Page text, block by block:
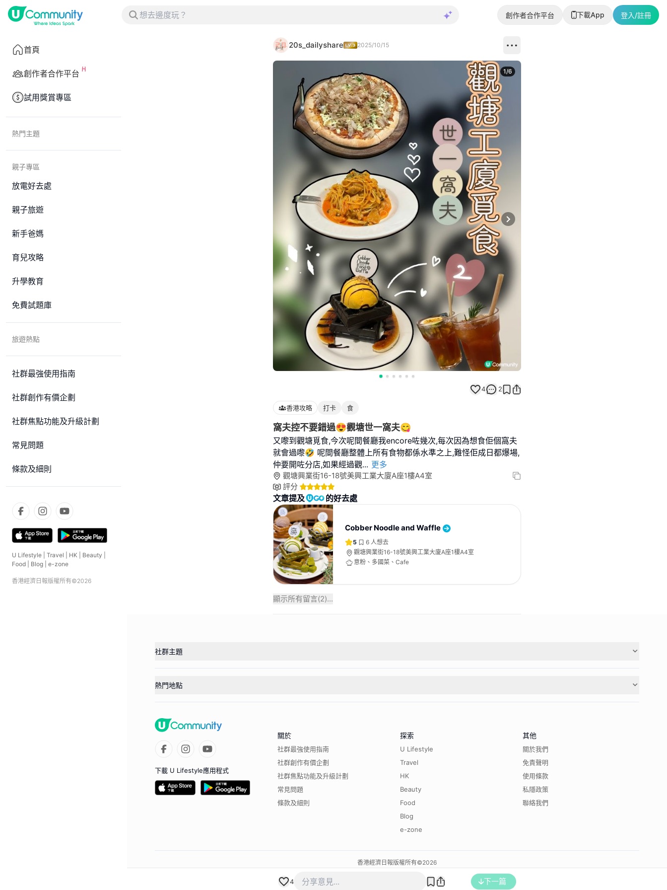
創作者合作平台 下載App 登入/註冊
首頁
創作者合作平台
試用獎賞專區
熱門主題
親子專區
放電好去處
親子旅遊
新手爸媽
育兒攻略
升學教育
免費試題庫
旅遊熱點
社群最強使用指南
社群創作有價企劃
社群焦點功能及升級計劃
常見問題
條款及細則
U Lifestyle Travel HK Beauty
Food
Blog e-zone
香港經濟日報版權所有©2026
20s_dailyshare 2025/10/15
Next slide
1/6
4 2
香港攻略 打卡 食
窩夫控不要錯過😍觀塘世一窩夫😋
又嚟到觀塘覓食,今次呢間餐廳我encore咗幾次,每次因為想食佢個窩夫
就會過嚟🤣 呢間餐廳整體上所有食物都係水準之上,難怪佢成日都爆場,
仲要開咗分店,如果經過觀... 更多
觀塘興業街16-18號美興工業大廈A座1樓A4室
評分
文章提及 的好去處
Cobber Noodle and Waffle
5 6 人想去
觀塘興業街16-18號美興工業大廈A座1樓A4室
意粉、多國菜、Cafe
顯示所有留言(2)...
4 下一篇
社群主題
熱門地點
下載 U Lifestyle應用程式
關於
社群最強使用指南
社群創作有價企劃
社群焦點功能及升級計劃
常見問題
條款及細則
探索
U Lifestyle
Travel
HK
Beauty
Food
Blog
e-zone
其他
關於我們
免責聲明
使用條款
私隱政策
聯絡我們
香港經濟日報版權所有©2026